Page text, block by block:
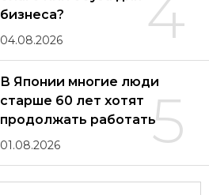
4
бизнеса?
04.08.2026
5
В Японии многие люди
старше 60 лет хотят
продолжать работать
01.08.2026